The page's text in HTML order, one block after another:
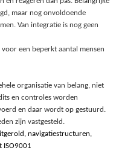
maar nog onvoldoende
Van integratie is nog geen
een beperkt aantal mensen
organisatie van belang, niet
en controles worden
en daar wordt op gestuurd.
zijn vastgesteld.
navigatiestructuren,
ISO9001